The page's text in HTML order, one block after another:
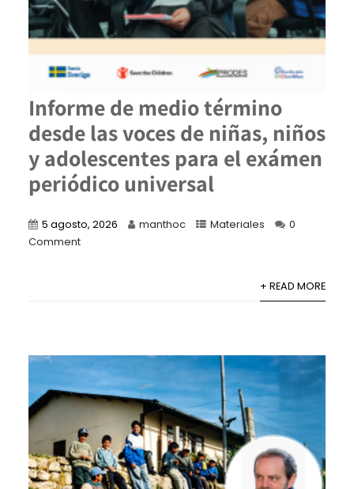
Informe de medio término
desde las voces de niñas, niños
y adolescentes para el exámen
periódico universal
5 agosto, 2026 manthoc Materiales
0
Comment
+ READ MORE